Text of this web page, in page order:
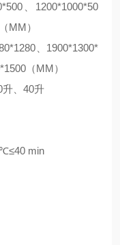
、1200*1000*50
MM）
、1900*1300*
（MM）
升、40升
min